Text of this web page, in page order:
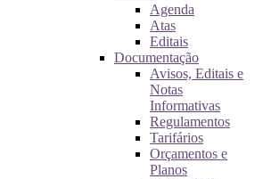
Agenda
Atas
Editais
Documentação
Avisos, Editais e
Notas
Informativas
Regulamentos
Tarifários
Orçamentos e
Planos